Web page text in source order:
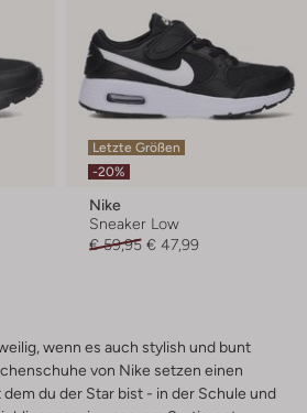
Letzte Größen
-20%
Nike
Sneaker Low
€ 59,95 € 47,99
wenn es auch stylish und bunt
von Nike setzen einen
du der Star bist - in der Schule und